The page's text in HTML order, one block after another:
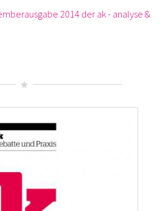
2014 der ak - analyse &